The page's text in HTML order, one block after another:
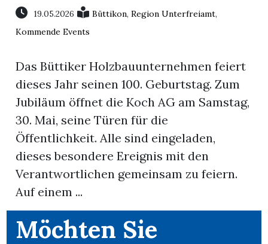
Veranstaltungen
E-
Newsletter
App
19.05.2026 Büttikon,Region Unterfreiamt,
Kommende Events
Das Büttiker Holzbauunternehmen feiert
dieses Jahr seinen 100. Geburtstag. Zum
Jubiläum öffnet die Koch AG am Samstag,
30. Mai, seine Türen für die
Öffentlichkeit. Alle sind eingeladen,
dieses besondere Ereignis mit den
Verantwortlichen gemeinsam zu feiern.
Auf einem ...
Möchten Sie